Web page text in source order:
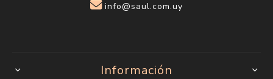
info@saul.com.uy
Información